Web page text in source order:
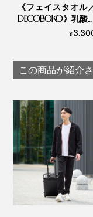
ど”何度も検証し
すべてを兼ね備え
す。
《フェイスタオル
DECOBOKO》乳酸パ
ワーで抗菌・防臭
BIO FOR THE EARTH
¥
この商品が紹介